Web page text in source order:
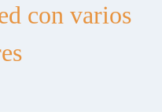
con varios